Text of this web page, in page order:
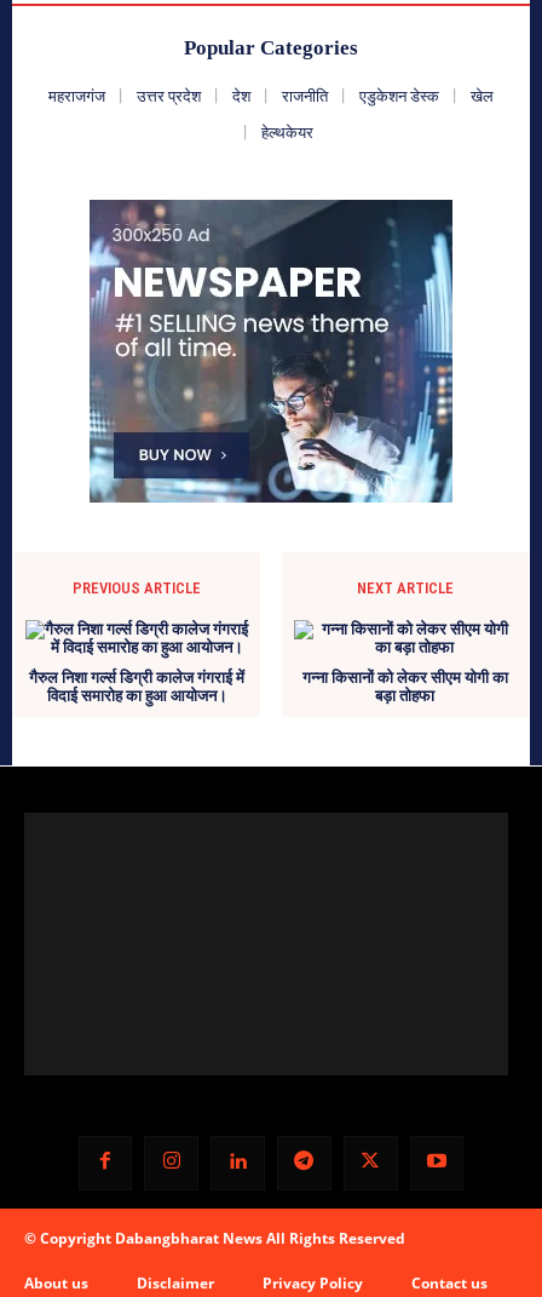
Popular Categories
महराजगंज उत्तर प्रदेश देश राजनीति एडुकेशन डेस्क
खेल
हेल्थकेयर
PREVIOUS ARTICLE
गैरुल निशा गर्ल्स डिग्री कालेज गंगराई में
विदाई समारोह का हुआ आयोजन।
NEXT ARTICLE
गन्ना किसानों को लेकर सीएम योगी का
बड़ा तोहफा
© Copyright Dabangbharat News All Rights Reserved
About us Disclaimer Privacy Policy Contact us